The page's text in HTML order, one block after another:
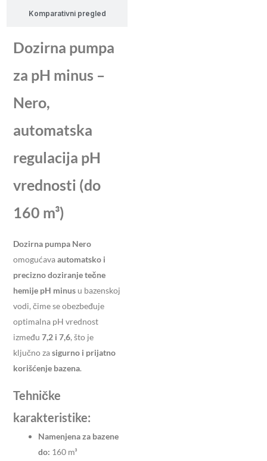
Komparativni pregled
Dozirna pumpa
za pH minus –
Nero,
automatska
regulacija pH
vrednosti (do
160 m³)
Dozirna pumpa Nero
omogućavaautomatsko i
precizno doziranje tečne
hemije pH minus u bazenskoj
vodi, čime se obezbeđuje
optimalna pH vrednost
između 7,2 i 7,6, što je
ključno zasigurno i prijatno
korišćenje bazena.
Tehničke
karakteristike:
Namenjena za bazene
do: 160 m³